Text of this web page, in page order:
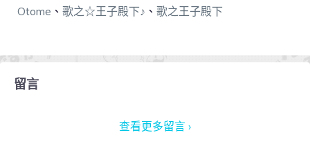
Otome 、 歌之☆王子殿下♪ 、 歌之王子殿下
留言
查看更多留言 ›